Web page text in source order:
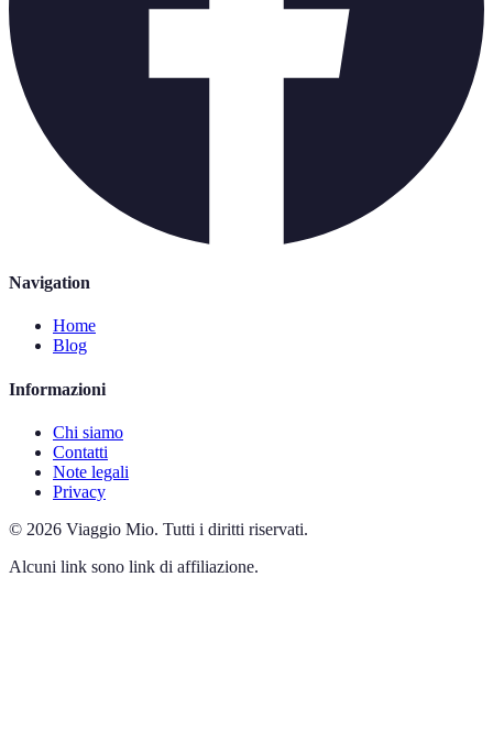
Navigation
Home
Blog
Informazioni
Chi siamo
Contatti
Note legali
Privacy
© 2026 Viaggio Mio. Tutti i diritti riservati.
Alcuni link sono link di affiliazione.